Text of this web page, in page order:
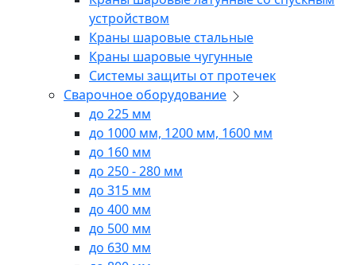
устройством
Краны шаровые стальные
Краны шаровые чугунные
Системы защиты от протечек
Сварочное оборудование
до 225 мм
до 1000 мм, 1200 мм, 1600 мм
до 160 мм
до 250 - 280 мм
до 315 мм
до 400 мм
до 500 мм
до 630 мм